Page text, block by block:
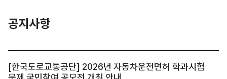
공지사항
[한국도로교통공단] 2026년 자동차운전면허 학과시험